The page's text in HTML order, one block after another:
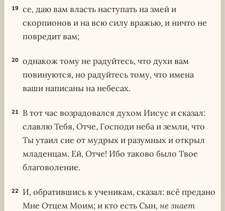
19 се, даю вам власть наступать на змей и
скорпионов и на всю силу вражью, и ничто не
повредит вам;
20 однакож тому не радуйтесь, что духи вам
повинуются, но радуйтесь тому, что имена
ваши написаны на небесах.
21 В тот час возрадовался духом Иисус и сказал:
славлю Тебя, Отче, Господи неба и земли, что
Ты утаил сие от мудрых и разумных и открыл
младенцам. Ей, Отче! Ибо таково было Твое
благоволение.
22 И, обратившись к ученикам, сказал: всё предано
Мне Отцем Моим; и кто есть Сын, не знает